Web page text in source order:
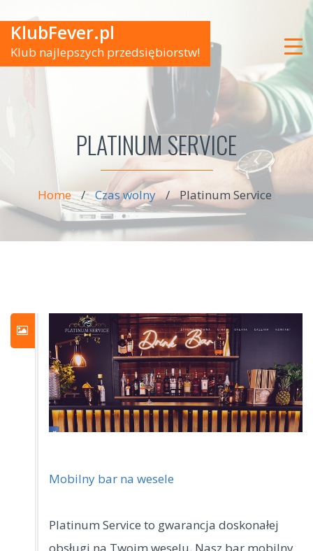
KlubFever.pl
Klub najlepszych przedsiębiorstw!
PLATINUM SERVICE
Home / Czas wolny / Platinum Service
Mobilny bar na wesele
Platinum Service to gwarancja doskonałej
obsługi na Twoim weselu. Nasz bar mobilny